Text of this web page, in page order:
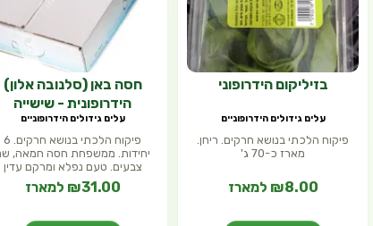
בזיליקום הידרופוני
עלים גידולים הידרופוניים
פיקוח הלכתי בנושא חרקים. ריחן.
מארז כ-70 ג'
₪8.00 למארז
חסה באן (סלנובה אלון)
הידרופונית - שישייה
עלים גידולים הידרופוניים
פיקוח הלכתי בנושא חרקים. 6
יחידות. ממשפחת חסה חמאה,
צבעים. טעם נפלא ומרקם עדין
₪31.00 למארז